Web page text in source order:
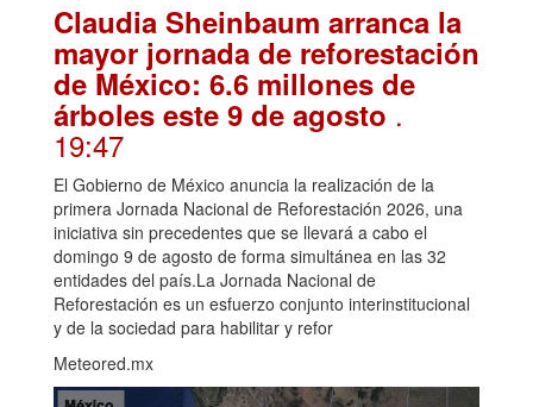
Claudia Sheinbaum arranca la
mayor jornada de reforestación
de México: 6.6 millones de
árboles este 9 de agosto .
19:47
El Gobierno de México anuncia la realización de la
primera Jornada Nacional de Reforestación 2026, una
iniciativa sin precedentes que se llevará a cabo el
domingo 9 de agosto de forma simultánea en las 32
entidades del país.La Jornada Nacional de
Reforestación es un esfuerzo conjunto interinstitucional
y de la sociedad para habilitar y refor
Meteored.mx